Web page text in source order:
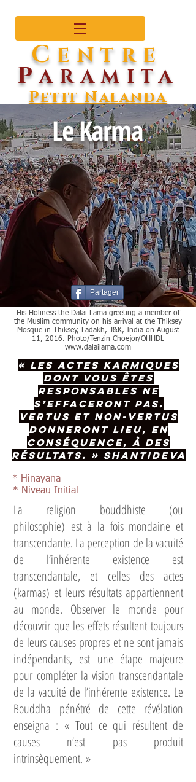
C ENTRE
PARAMITA
Petit Nalanda
Le Karma
Partager
His Holiness the Dalai Lama greeting a member of
the Muslim community on his arrival at the Thiksey
Mosque in Thiksey, Ladakh, J&K, India on August
11, 2016. Photo/Tenzin Choejor/OHHDL
www.dalailama.com
« Les actes karmiques
dont vous êtes
responsables ne
s’effaceront pas.
Vertus et non-vertus
donneront lieu, en
conséquence, à des
résultats. » Shantideva
* Hinayana
* Niveau Initial
La religion bouddhiste (ou
philosophie) est à la fois mondaine et
transcendante. La perception de la vacuité
de l’inhérente existence est
transcendantale, et celles des actes
(karmas) et leurs résultats appartiennent
au monde. Observer le monde pour
découvrir que les effets résultent toujours
de leurs causes propres et ne sont jamais
indépendants, est une étape majeure
pour compléter la vision transcendantale
de la vacuité de l’inhérente existence. Le
Bouddha pénétré de cette révélation
enseigna : « Tout ce qui résultent de
causes n’est pas produit
intrinsèquement. »